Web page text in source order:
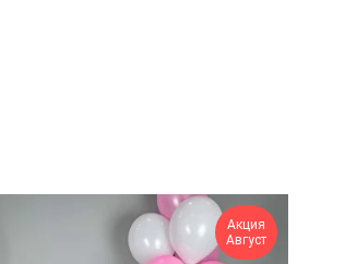
Акция
Август